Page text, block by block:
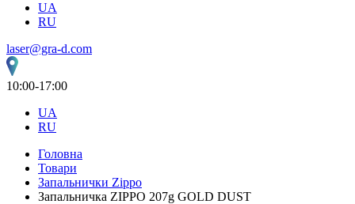
UA
RU
laser@gra-d.com
10:00-17:00
UA
RU
Головна
Товари
Запальнички Zippo
Запальничка ZIPPO 207g GOLD DUST